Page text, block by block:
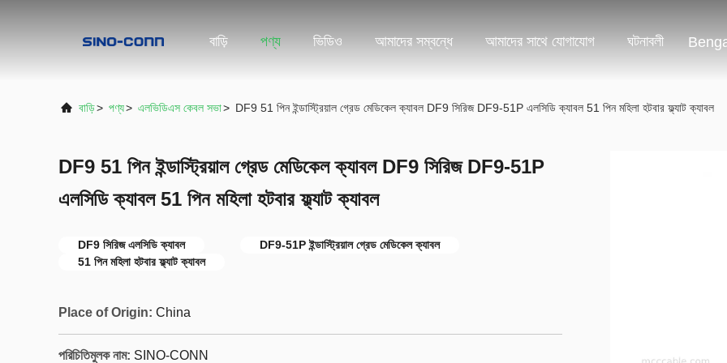
বাড়ি পণ্য ভিডিও আমাদের সম্বন্ধে আমাদের সাথে যোগাযোগ ঘটনাবলী
বাড়ি> পণ্য> এলভিডিএস কেবল সভা> DF9 51 পিন ইন্ডাস্ট্রিয়াল গ্রেড মেডিকেল ক্যাবল DF9 সিরিজ DF9-51P এলসিডি ক্যাবল 51 পিন মহিলা হটবার ফ্ল্যাট ক্যাবল
DF9 51 পিন ইন্ডাস্ট্রিয়াল গ্রেড মেডিকেল ক্যাবল DF9 সিরিজ DF9-51P
এলসিডি ক্যাবল 51 পিন মহিলা হটবার ফ্ল্যাট ক্যাবল
DF9 সিরিজ এলসিডি ক্যাবল
DF9-51P ইন্ডাস্ট্রিয়াল গ্রেড মেডিকেল ক্যাবল
51 পিন মহিলা হটবার ফ্ল্যাট ক্যাবল
Place of Origin: China
পরিচিতিমুলক নাম: SINO-CONN